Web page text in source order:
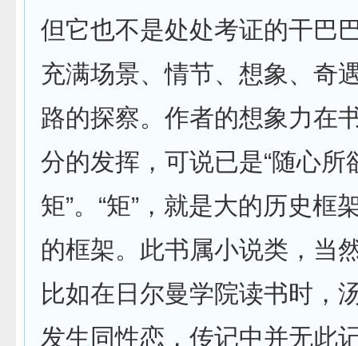
但它也不是处处考证的干巴
充满场景、情节、想象、奇
路的探察。作者的想象力在
分的发挥，可说已是“随心所
矩”。“矩”，就是大的历史框
的框架。此书属小说类，当
比如在日尔曼学院读书时，
发生同性恋，传记中并无此